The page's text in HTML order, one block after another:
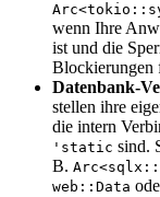
wenn Ihre
ist und die
Blockierungen
Datenbank-
stellen ihre
die intern
'static sind.
B.
web::Data